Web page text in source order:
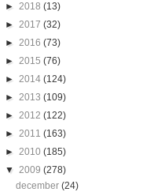
► 2018 (13)
► 2017 (32)
► 2016 (73)
► 2015 (76)
► 2014 (124)
► 2013 (109)
► 2012 (122)
► 2011 (163)
► 2010 (185)
▼ 2009 (278)
december(24)